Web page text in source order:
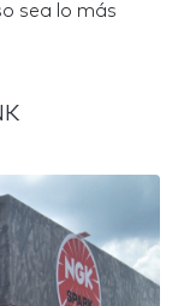
sea lo más